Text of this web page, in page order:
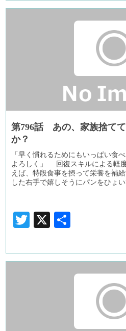
第796話 あの、家族捨て
か？
「早く慣れるためにもいっぱい食
よろしく」 回復スキルによる軽
えば、特段食事を摂って栄養を補
した右手で嬉しそうにパンをひょ
Twitter
X